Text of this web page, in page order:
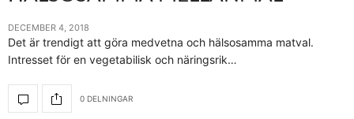
DECEMBER 4, 2018
Det är trendigt att göra medvetna och hälsosamma matval.
Intresset för en vegetabilisk och näringsrik…
0 DELNINGAR